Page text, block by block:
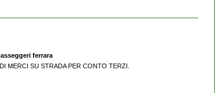
ferrara
MERCI SU STRADA PER CONTO TERZI.